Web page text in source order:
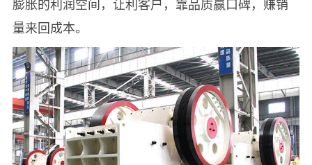
膨胀的利润空间，让利客户，靠品质赢口碑，赚销
量来回成本。